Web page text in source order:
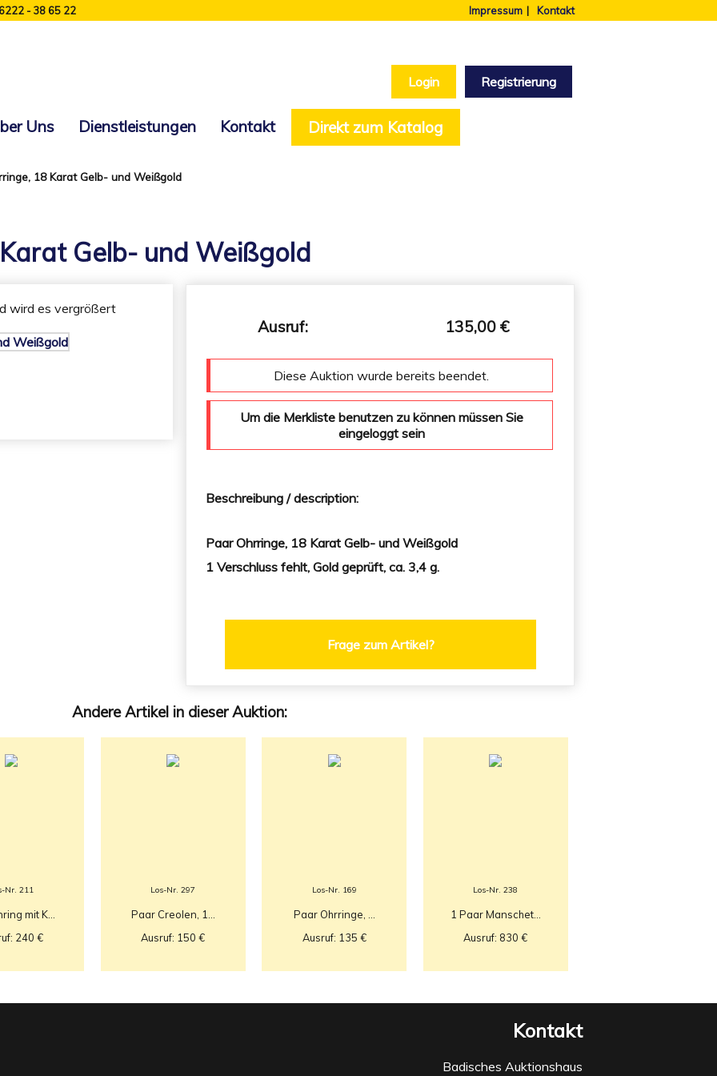
- 38 65 22 Kontakt
Impressum
Login Registrierung
Uns Dienstleistungen Kontakt Direkt zum Katalog
18 Karat Gelb- und Weißgold
Gelb- und Weißgold
wird es vergrößert
Ausruf: 135,00 €
Diese Auktion wurde bereits beendet.
Um die Merkliste benutzen zu können müssen Sie
eingeloggt sein
Beschreibung / description:
Paar Ohrringe, 18 Karat Gelb- und Weißgold
1 Verschluss fehlt, Gold geprüft, ca. 3,4 g.
Frage zum Artikel?
Andere Artikel in dieser Auktion:
Nr. 211
mit K...
240 €
Los-Nr. 297
Paar Creolen, 1...
Ausruf: 150 €
Los-Nr. 169
Paar Ohrringe, ...
Ausruf: 135 €
Los-Nr. 238
1 Paar Manschet...
Ausruf: 830 €
Kontakt
Badisches Auktionshaus